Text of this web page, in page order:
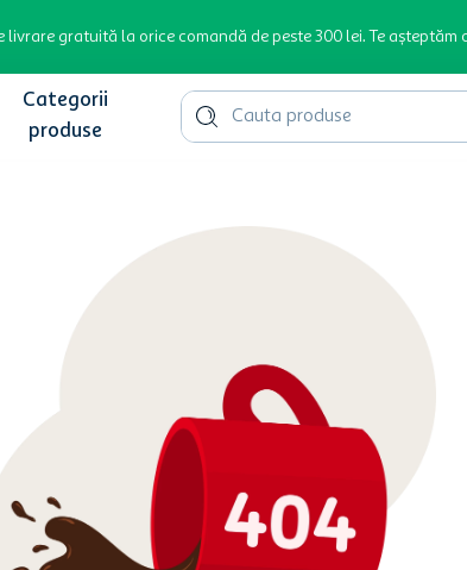
livrare gratuită la orice comandă de peste 300 lei. Te așteptăm
Cauta produse
inghetata
cafea boabe
troler
hartie igienica
ciocolata